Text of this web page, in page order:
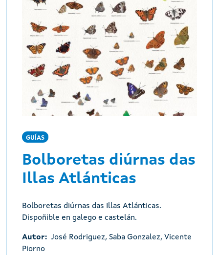
GUÍAS
Bolboretas diúrnas das
Illas Atlánticas
Bolboretas diúrnas das Illas Atlánticas.
Dispoñible en galego e castelán.
Autor
José Rodriguez, Saba Gonzalez, Vicente
Piorno